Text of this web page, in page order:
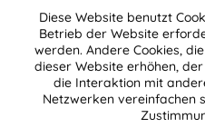
Diese Website benutzt
Betrieb der Website
werden. Andere Cookies,
dieser Website erhöhen,
die Interaktion mit
Netzwerken vereinfachen